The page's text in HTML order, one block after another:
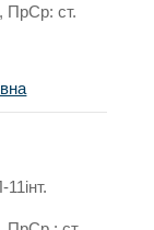
ПрСр: ст.